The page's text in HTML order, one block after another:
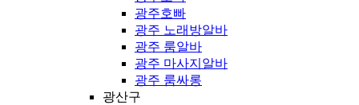
광주호빠
광주 노래방알바
광주 룸알바
광주 마사지알바
광주 룸싸롱
광산구